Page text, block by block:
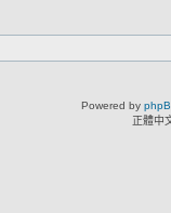
Powered by
正體中